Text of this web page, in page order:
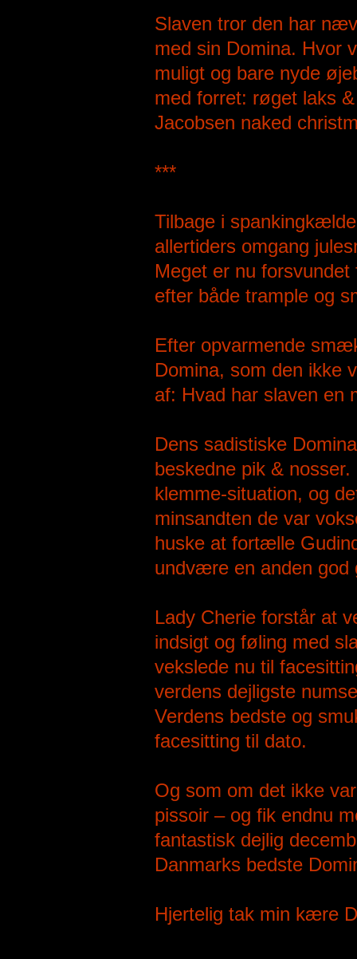
Slaven tror den har
med sin Domina. Hvor
muligt og bare nyde
med forret: røget laks
Jacobsen naked
***
Tilbage i
allertiders omgang
Meget er nu
efter både trample og
Efter opvarmende
Domina, som den ikke
af: Hvad har slaven en
Dens sadistiske
beskedne pik &
klemme-situation, og
minsandten de var
huske at fortælle
undvære en anden god
Lady Cherie forstår at
indsigt og føling med
vekslede nu til
verdens dejligste
Verdens bedste og
facesitting til dato.
Og som om det ikke
pissoir – og fik endnu
fantastisk dejlig
Danmarks bedste
Hjertelig tak min kære